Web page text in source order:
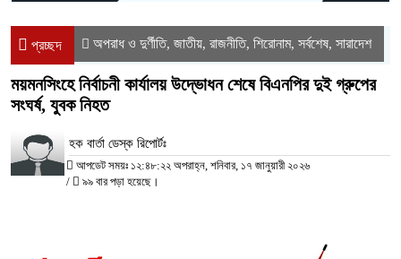
প্রচ্ছদ অপরাধ ও দুর্ণীতি, জাতীয়, রাজনীতি, শিরোনাম, সর্বশেষ, সারাদেশ
ময়মনসিংহে নির্বাচনী কার্যালয় উদ্ভোধন শেষে বিএনপির দুই গ্রুপের
সংঘর্ষ, যুবক নিহত
হক বার্তা ডেস্ক রিপোর্টঃ
আপডেট সময়ঃ ১২:৪৮:২২ অপরাহ্ন, শনিবার, ১৭ জানুয়ারী ২০২৬
/
৯৯ বার পড়া হয়েছে।